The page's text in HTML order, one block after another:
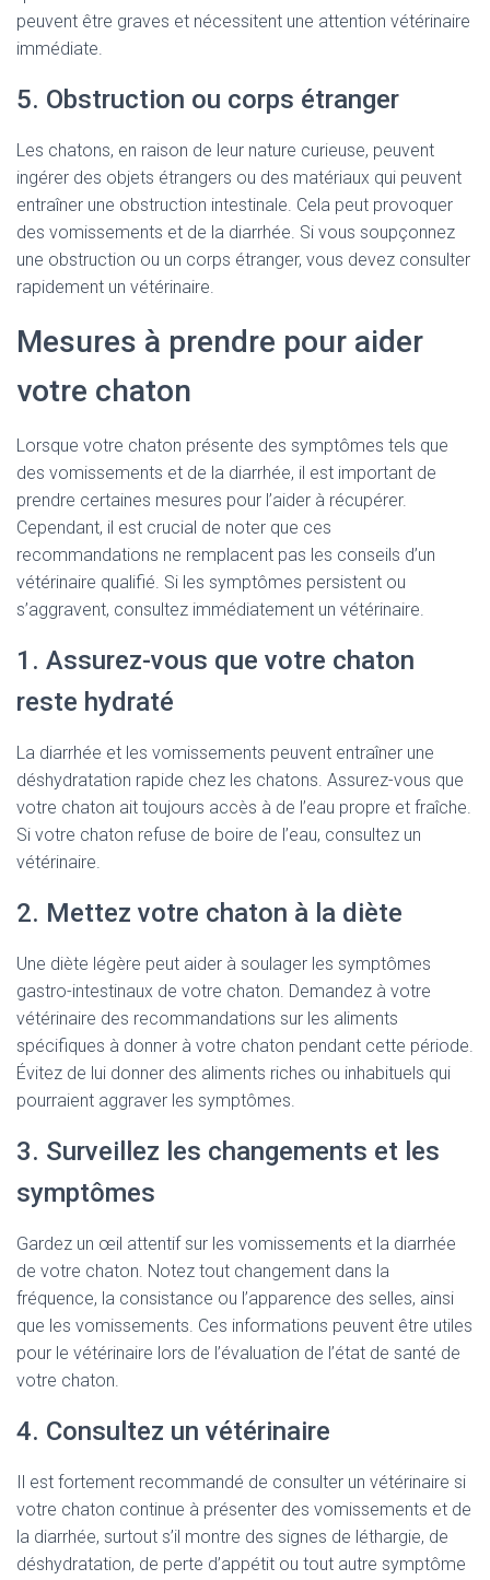
peuvent être graves et nécessitent une attention vétérinaire
immédiate.
5. Obstruction ou corps étranger
Les chatons, en raison de leur nature curieuse, peuvent
ingérer des objets étrangers ou des matériaux qui peuvent
entraîner une obstruction intestinale. Cela peut provoquer
des vomissements et de la diarrhée. Si vous soupçonnez
une obstruction ou un corps étranger, vous devez consulter
rapidement un vétérinaire.
Mesures à prendre pour aider
votre chaton
Lorsque votre chaton présente des symptômes tels que
des vomissements et de la diarrhée, il est important de
prendre certaines mesures pour l’aider à récupérer.
Cependant, il est crucial de noter que ces
recommandations ne remplacent pas les conseils d’un
vétérinaire qualifié. Si les symptômes persistent ou
s’aggravent, consultez immédiatement un vétérinaire.
1. Assurez-vous que votre chaton
reste hydraté
La diarrhée et les vomissements peuvent entraîner une
déshydratation rapide chez les chatons. Assurez-vous que
votre chaton ait toujours accès à de l’eau propre et fraîche.
Si votre chaton refuse de boire de l’eau, consultez un
vétérinaire.
2. Mettez votre chaton à la diète
Une diète légère peut aider à soulager les symptômes
gastro-intestinaux de votre chaton. Demandez à votre
vétérinaire des recommandations sur les aliments
spécifiques à donner à votre chaton pendant cette période.
Évitez de lui donner des aliments riches ou inhabituels qui
pourraient aggraver les symptômes.
3. Surveillez les changements et les
symptômes
Gardez un œil attentif sur les vomissements et la diarrhée
de votre chaton. Notez tout changement dans la
fréquence, la consistance ou l’apparence des selles, ainsi
que les vomissements. Ces informations peuvent être utiles
pour le vétérinaire lors de l’évaluation de l’état de santé de
votre chaton.
4. Consultez un vétérinaire
Il est fortement recommandé de consulter un vétérinaire si
votre chaton continue à présenter des vomissements et de
la diarrhée, surtout s’il montre des signes de léthargie, de
déshydratation, de perte d’appétit ou tout autre symptôme